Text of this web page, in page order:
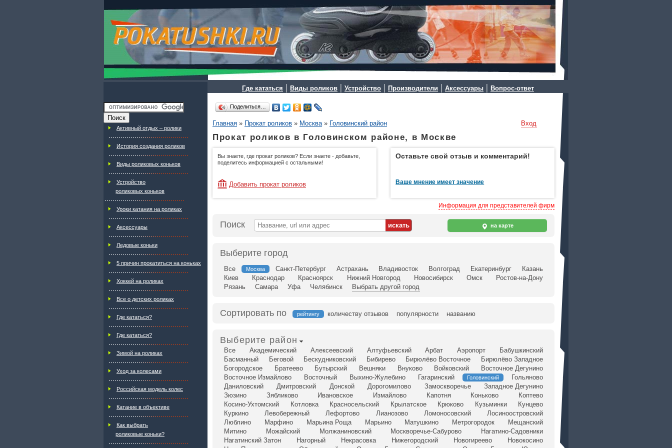
Где кататься | Виды роликов | Устройство | Производители | Аксессуары | Вопрос-ответ
Активный отдых – ролики
История создания роликов
Виды роликовых коньков
Устройство
роликовых коньков
Уроки катания на роликах
Аксессуары
Ледовые коньки
5 причин прокатиться на коньках
Хоккей на роликах
Все о детских роликах
Где кататься?
Где кататься?
Зимой на роликах
Уход за колесами
Российская модель колес
Катание в объективе
Как выбрать
роликовые коньки?
Поделиться…
Главная » Прокат роликов » Москва» Головинский район Вход
Прокат роликов в Головинском районе, в Москве
Вы знаете, где прокат роликов? Если знаете - добавьте,
поделитесь информацией с остальными!
Добавить прокат роликов
Оставьте свой отзыв и комментарий!
Ваше мнение имеет значение
Информация для представителей фирм
Поиск на карте
Выберите город
Все Москва Санкт-Петербург Астрахань Владивосток Волгоград Екатеринбург
Казань
Киев
Краснодар Красноярск Нижний Новгород Новосибирск Омск
Ростов-на-Дону
Рязань
Самара Уфа Челябинск Выбрать другой город
Сортировать по рейтингу количеству отзывов популярности названию
Выберите район
Все Академический Алексеевский Алтуфьевский Арбат Аэропорт
Бабушкинский
Басманный
Беговой Бескудниковский Бибирево Бирюлёво Восточное
Бирюлёво Западное
Богородское
Братеево Бутырский Вешняки Внуково Войковский
Восточное Дегунино
Восточное Измайлово
Восточный Выхино-Жулебино Гагаринский Головинский
Гольяново
Даниловский
Дмитровский Донской Дорогомилово Замоскворечье
Западное Дегунино
Зюзино
Зябликово Ивановское Измайлово Капотня Коньково
Коптево
Косино-Ухтомский
Котловка Красносельский Крылатское Крюково Кузьминки
Кунцево
Куркино
Левобережный Лефортово Лианозово Ломоносовский
Лосиноостровский
Люблино
Марфино Марьина Роща Марьино Матушкино Метрогородок
Мещанский
Митино
Можайский Молжаниновский Москворечье-Сабурово
Нагатино-Садовники
Нагатинский Затон
Нагорный Некрасовка Нижегородский Новогиреево
Новокосино